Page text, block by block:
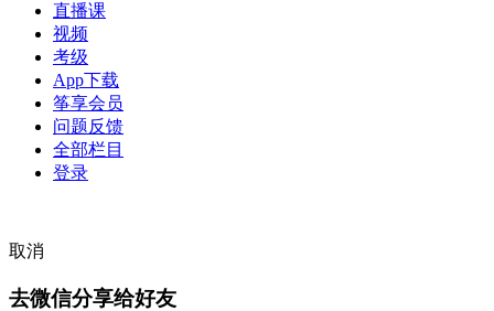
直播课
视频
考级
App下载
筝享会员
问题反馈
全部栏目
登录
取消
去微信分享给好友